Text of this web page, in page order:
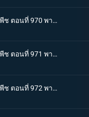
One piece วันพีช ตอนที่ 970 พากย์ไทย ข่าวร้าย เปิดยุคแห่งโจรสลัด
One piece วันพีช ตอนที่ 971 พากย์ไทย บุก! โอเด้งและ 9 ปลอกดาบแดง
One piece วันพีช ตอนที่ 972 พากย์ไทย ถึงเวลาตัดสิน! โอเด้งปะทะไคโด!